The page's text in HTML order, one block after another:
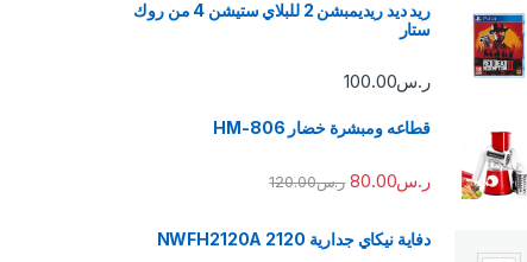
ريد ديد ريديمبشن 2 للبلاي ستيشن 4 من روك
ستار
ر.س100.00
قطاعه ومبشرة خضار HM-806
ر.س80.00 ر.س120.00
دفاية نيكاي جدارية 2120 NWFH2120A